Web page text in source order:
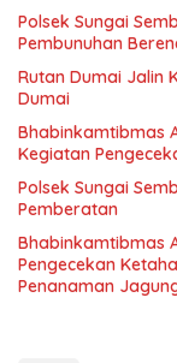
Polsek Sungai
Pembunuhan
Rutan Dumai Jalin
Dumai
Bhabinkamtibmas
Kegiatan
Polsek Sungai
Pemberatan
Bhabinkamtibmas
Pengecekan
Penanaman